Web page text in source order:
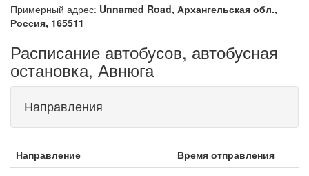
Примерный адрес: Unnamed Road, Архангельская обл.,
Россия, 165511
Расписание автобусов, автобусная
остановка, Авнюга
Направления
Направление
Время отправления